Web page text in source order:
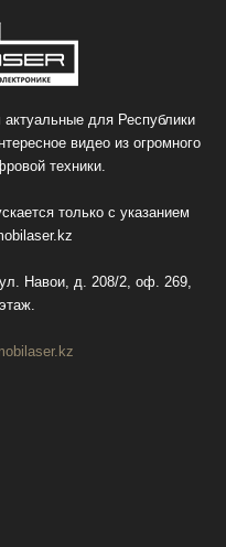
для Республики
видео из огромного
техники.
только с указанием
Навои, д. 208/2, оф. 269,